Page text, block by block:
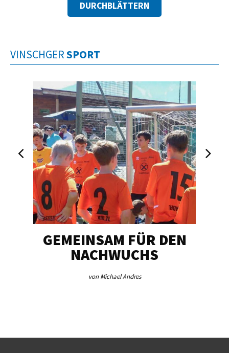
DURCHBLÄTTERN
VINSCHGERSPORT
GEMEINSAM FÜR DEN
NACHWUCHS
von Michael Andres